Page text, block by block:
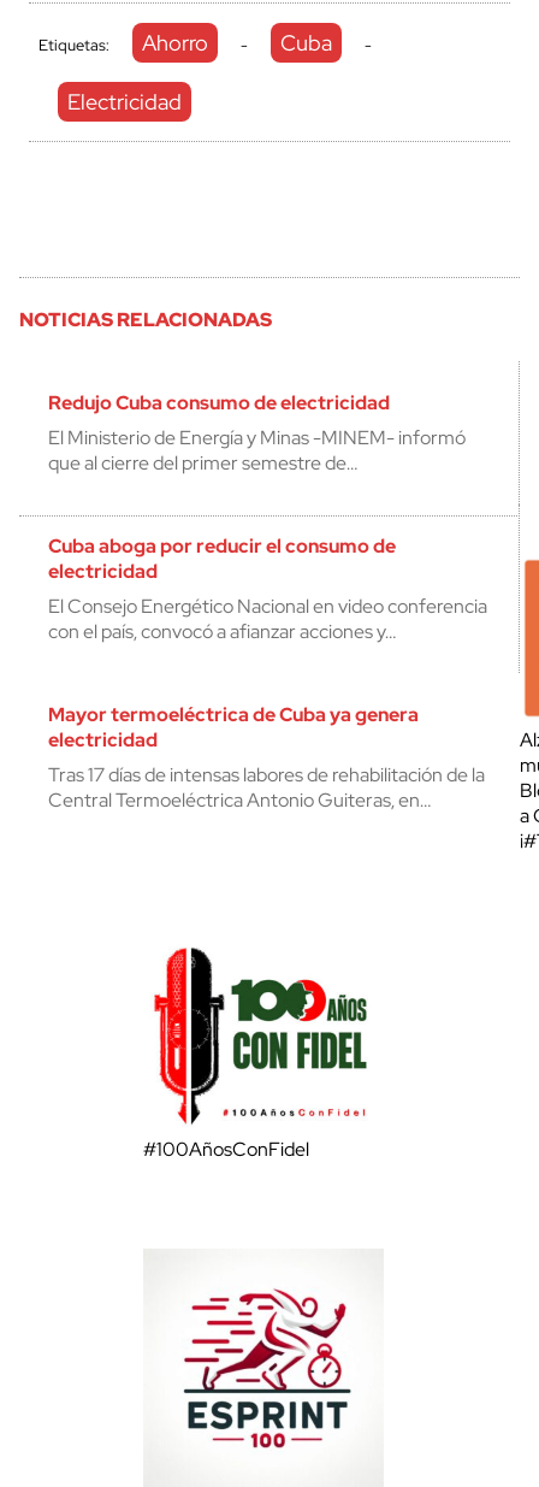
Etiquetas: Ahorro - Cuba -
Electricidad
NOTICIAS RELACIONADAS
Redujo Cuba consumo de electricidad
El Ministerio de Energía y Minas -MINEM- informó
que al cierre del primer semestre de…
Cuba aboga por reducir el consumo de
electricidad
El Consejo Energético Nacional en video conferencia
con el país, convocó a afianzar acciones y…
Mayor termoeléctrica de Cuba ya genera
electricidad
Tras 17 días de intensas labores de rehabilitación de la
Central Termoeléctrica Antonio Guiteras, en…
a
#100AñosConFidel